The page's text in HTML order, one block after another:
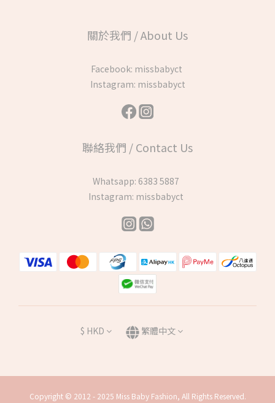
關於我們 / About Us
Facebook: missbabyct
Instagram: missbabyct
聯絡我們 / Contact Us
Whatsapp: 6383 5887
Instagram: missbabyct
$ HKD 繁體中文
Copyright © 2012 - 2025 Miss Baby Fashion, All Rights Reserved.